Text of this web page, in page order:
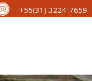
+55(31) 3224-7659